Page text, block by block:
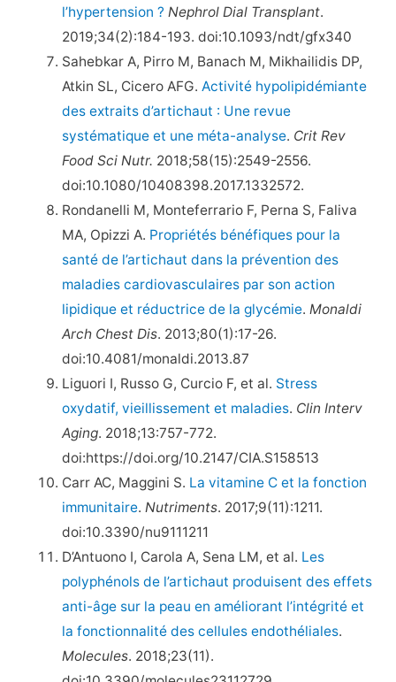
l’hypertension ? Nephrol Dial Transplant.
2019;34(2):184-193. doi:10.1093/ndt/gfx340
Sahebkar A, Pirro M, Banach M, Mikhailidis DP,
Atkin SL, Cicero AFG. Activité hypolipidémiante
des extraits d’artichaut : Une revue
systématique et une méta-analyse. Crit Rev
Food Sci Nutr. 2018;58(15):2549-2556.
doi:10.1080/10408398.2017.1332572.
Rondanelli M, Monteferrario F, Perna S, Faliva
MA, Opizzi A. Propriétés bénéfiques pour la
santé de l’artichaut dans la prévention des
maladies cardiovasculaires par son action
lipidique et réductrice de la glycémie. Monaldi
Arch Chest Dis. 2013;80(1):17-26.
doi:10.4081/monaldi.2013.87
Liguori I, Russo G, Curcio F, et al. Stress
oxydatif, vieillissement et maladies. Clin Interv
Aging. 2018;13:757-772.
doi:https://doi.org/10.2147/CIA.S158513
Carr AC, Maggini S. La vitamine C et la fonction
immunitaire. Nutriments. 2017;9(11):1211.
doi:10.3390/nu9111211
D’Antuono I, Carola A, Sena LM, et al. Les
polyphénols de l’artichaut produisent des effets
anti-âge sur la peau en améliorant l’intégrité et
la fonctionnalité des cellules endothéliales.
Molecules. 2018;23(11).